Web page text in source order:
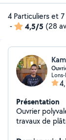
4 Particuliers et
-
4,5/5 (28
Présentation
Ouvrier
travaux de